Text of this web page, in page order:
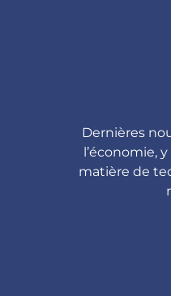
Dernières
l’économie,
matière de